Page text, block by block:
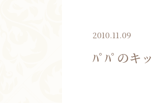
2010.11.09
ﾊﾟﾊﾟのキ